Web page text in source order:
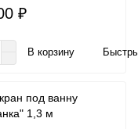
₽
В корзину